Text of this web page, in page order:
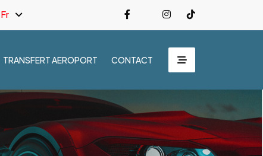
Fr
TRANSFERT AEROPORT CONTACT